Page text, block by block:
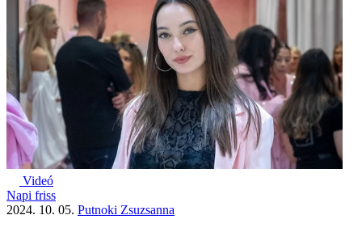
Videó
Napi friss
2024. 10. 05. Putnoki Zsuzsanna